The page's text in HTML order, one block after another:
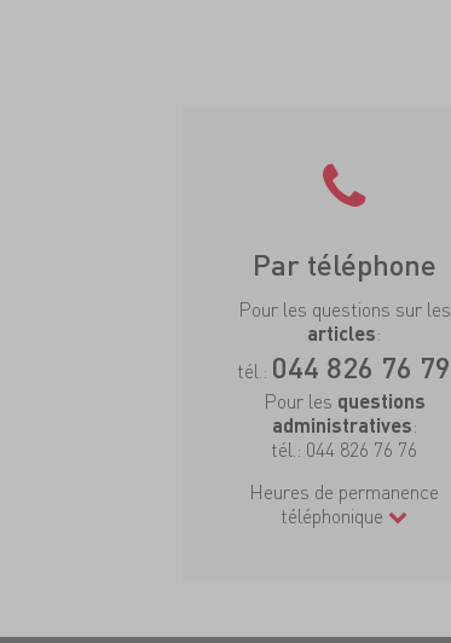
Par téléphone
Pour les questions sur les
articles:
tél.: 044 826 76 79
Pour les questions
administratives:
tél.: 044 826 76 76
Heures de permanence
téléphonique